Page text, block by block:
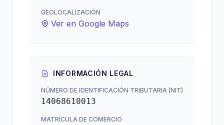
GEOLOCALIZACIÓN
Ver en Google Maps
INFORMACIÓN LEGAL
NÚMERO DE IDENTIFICACIÓN TRIBUTARIA (NIT)
14068610013
MATRÍCULA DE COMERCIO